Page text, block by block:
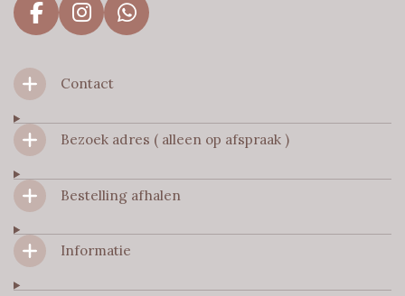
F
c
e
o
o
k
I
t
g
a
m
W
A
p
Contact
Bezoek adres ( alleen op afspraak )
Bestelling afhalen
Informatie